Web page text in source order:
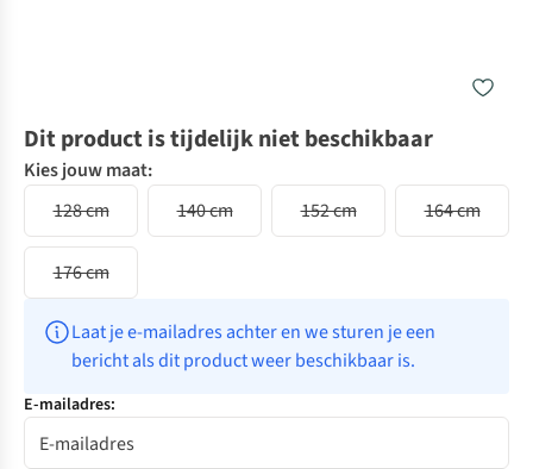
Dit product is tijdelijk niet beschikbaar
Kies jouw maat:
128 cm
140 cm 152 cm 164 cm
176 cm
Laat je e-mailadres achter en we sturen je een
bericht als dit product weer beschikbaar is.
E-mailadres: